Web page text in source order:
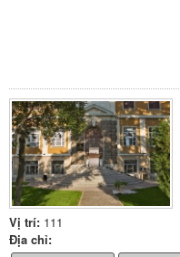
Vị trí: 111
Địa chỉ: